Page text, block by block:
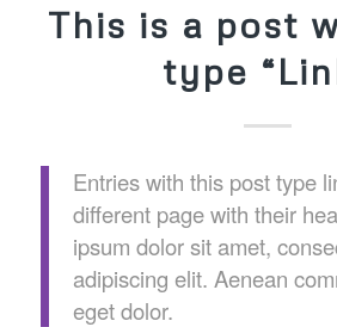
This is a post
type
Entries with this post type
different page with their
ipsum dolor sit amet,
adipiscing elit. Aenean
eget dolor.